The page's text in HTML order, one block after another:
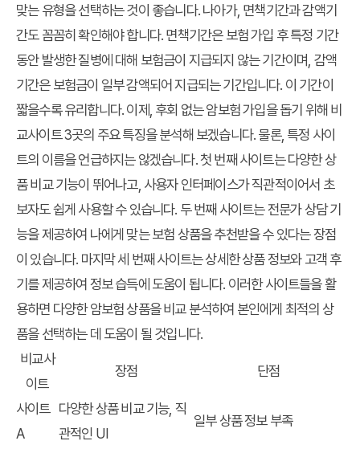
맞는 유형을 선택하는 것이 좋습니다. 나아가, 면책기간과 감액기
간도 꼼꼼히 확인해야 합니다. 면책기간은 보험 가입 후 특정 기간
동안 발생한 질병에 대해 보험금이 지급되지 않는 기간이며, 감액
기간은 보험금이 일부 감액되어 지급되는 기간입니다. 이 기간이
짧을수록 유리합니다. 이제, 후회 없는 암보험 가입을 돕기 위해 비
교사이트 3곳의 주요 특징을 분석해 보겠습니다. 물론, 특정 사이
트의 이름을 언급하지는 않겠습니다. 첫 번째 사이트는 다양한 상
품 비교 기능이 뛰어나고, 사용자 인터페이스가 직관적이어서 초
보자도 쉽게 사용할 수 있습니다. 두 번째 사이트는 전문가 상담 기
능을 제공하여 나에게 맞는 보험 상품을 추천받을 수 있다는 장점
이 있습니다. 마지막 세 번째 사이트는 상세한 상품 정보와 고객 후
기를 제공하여 정보 습득에 도움이 됩니다. 이러한 사이트들을 활
용하면 다양한 암보험 상품을 비교 분석하여 본인에게 최적의 상
품을 선택하는 데 도움이 될 것입니다.
비교사
이트
장점 단점
사이트
A
다양한 상품 비교 기능, 직
관적인 UI
일부 상품 정보 부족